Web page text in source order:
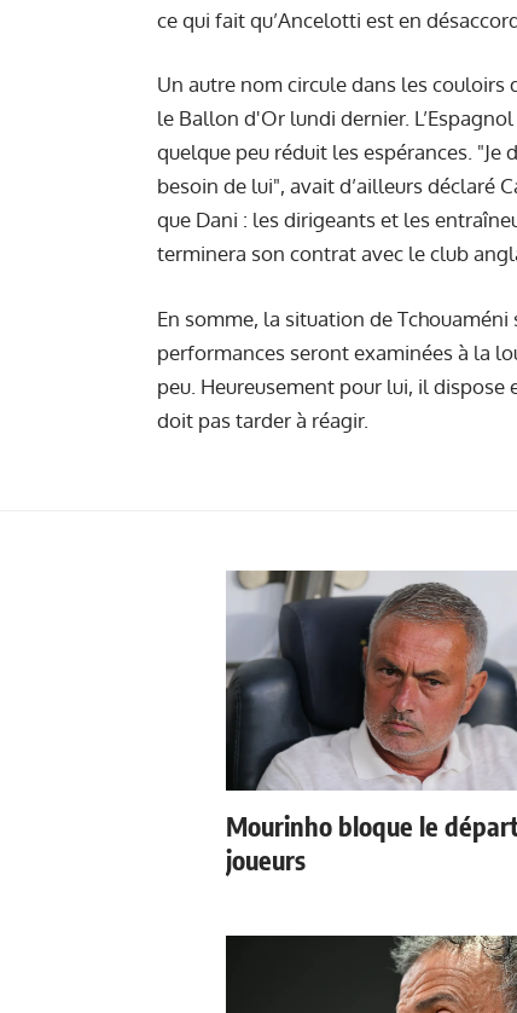
ce qui fait qu’Ancelotti est en
Un autre nom circule dans les couloirs
le Ballon d'Or lundi dernier.
quelque peu réduit les espérances.
besoin de lui", avait d’ailleurs déclaré
que Dani : les dirigeants et les
terminera son contrat avec le club
En somme, la situation de
performances seront examinées à la
peu. Heureusement pour lui, il
doit pas tarder à réagir.
Mourinho bloque le
joueurs